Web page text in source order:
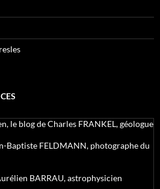
le blog de Charles FRANKEL, géologue
Baptiste FELDMANN, photographe du
BARRAU, astrophysicien